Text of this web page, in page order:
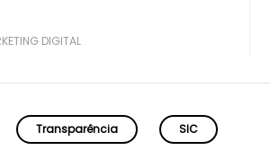
Transparência SIC